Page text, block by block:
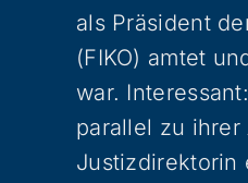
als Präsident
(FIKO) amtet
war.
parallel zu ihrer
Justizdirektorin